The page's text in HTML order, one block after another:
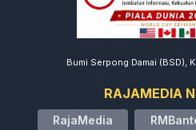
Bumi Serpong Damai (BSD),
RAJAMEDIA
RajaMedia